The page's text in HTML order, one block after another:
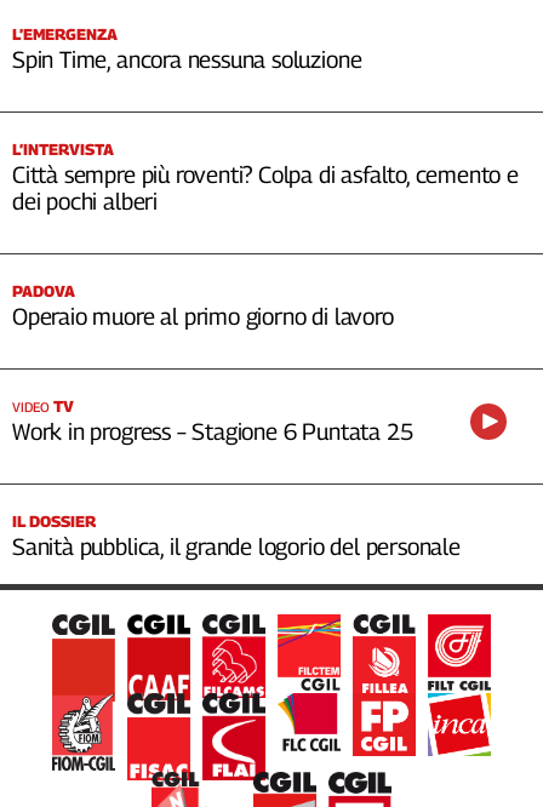
Social
L’EMERGENZA
Spin Time, ancora nessuna soluzione
L’INTERVISTA
Città sempre più roventi? Colpa di asfalto, cemento e
dei pochi alberi
PADOVA
Operaio muore al primo giorno di lavoro
VIDEO TV
Work in progress – Stagione 6 Puntata 25
IL DOSSIER
Sanità pubblica, il grande logorio del personale